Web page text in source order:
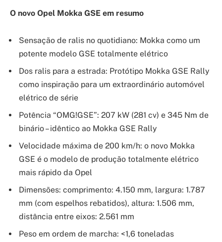
O novo Opel Mokka GSE em resumo
Sensação de ralis no quotidiano: Mokka como um
potente modelo GSE totalmente elétrico
Dos ralis para a estrada: Protótipo Mokka GSE Rally
como inspiração para um extraordinário automóvel
elétrico de série
Potência “OMG!GSE”: 207 kW (281 cv) e 345 Nm de
binário – idêntico ao Mokka GSE Rally
Velocidade máxima de 200 km/h: o novo Mokka
GSE é o modelo de produção totalmente elétrico
mais rápido da Opel
Dimensões: comprimento: 4.150 mm, largura: 1.787
mm (com espelhos rebatidos), altura: 1.506 mm,
distância entre eixos: 2.561 mm
Peso em ordem de marcha: <1,6 toneladas